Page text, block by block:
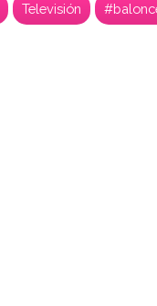
Televisión